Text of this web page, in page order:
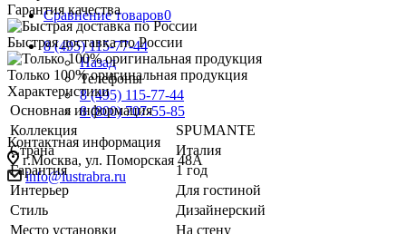
Сравнение товаров0
8 (495) 115-77-44
Назад
Телефоны
8 (495) 115-77-44
8 (800) 707-55-85
Контактная информация
г.Москва, ул. Поморская 48А
info@lustrabra.ru
Гарантия качества
Быстрая доставка по России
Только 100% оригинальная продукция
Характеристики
Основная информация
Коллекция
SPUMANTE
Страна
Италия
Гарантия
1 год
Интерьер
Для гостиной
Стиль
Дизайнерский
Место установки
На стену